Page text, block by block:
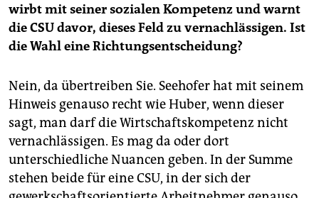
wirbt mit seiner sozialen Kompetenz und warnt
die CSU davor, dieses Feld zu vernachlässigen. Ist
die Wahl eine Richtungsentscheidung?
Nein, da übertreiben Sie. Seehofer hat mit seinem
Hinweis genauso recht wie Huber, wenn dieser
sagt, man darf die Wirtschaftskompetenz nicht
vernachlässigen. Es mag da oder dort
unterschiedliche Nuancen geben. In der Summe
stehen beide für eine CSU, in der sich der